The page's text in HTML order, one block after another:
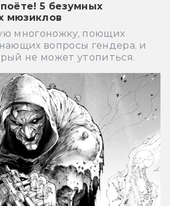
5 безумных
мюзиклов
многоножку, поющих
вопросы гендера, и
не может утопиться.